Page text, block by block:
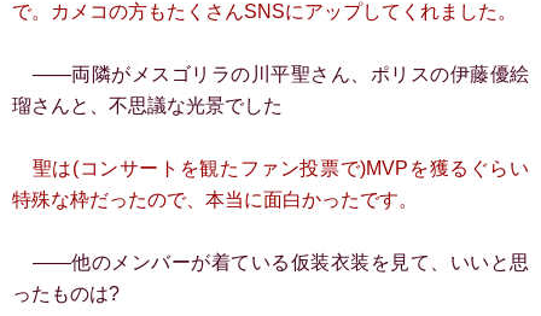
で。カメコの方もたくさんSNSにアップしてくれました。
――両隣がメスゴリラの川平聖さん、ポリスの伊藤優絵
瑠さんと、不思議な光景でした
聖は(コンサートを観たファン投票で)MVPを獲るぐらい
特殊な枠だったので、本当に面白かったです。
――他のメンバーが着ている仮装衣装を見て、いいと思
ったものは?